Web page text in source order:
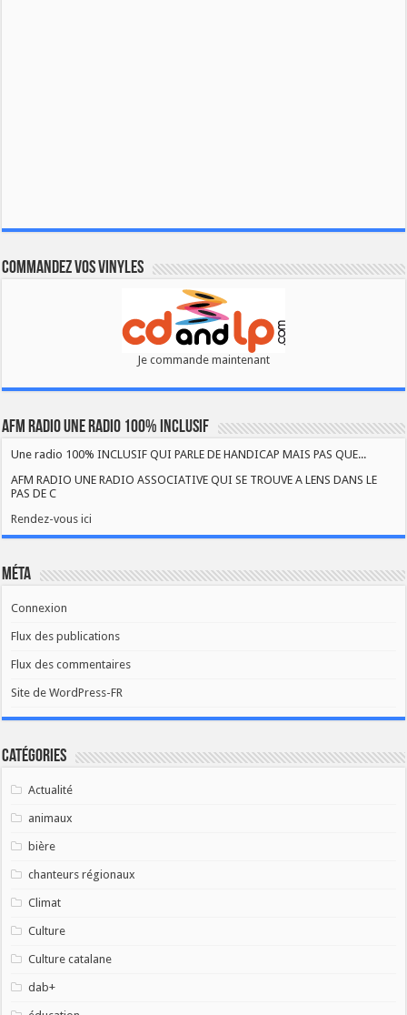
Commandez vos vinyles
Je commande maintenant
AFM RADIO UNE RADIO 100% INCLUSIF
Une radio 100% INCLUSIF QUI PARLE DE HANDICAP MAIS PAS QUE...
AFM RADIO UNE RADIO ASSOCIATIVE QUI SE TROUVE A LENS DANS LE
PAS DE C
Rendez-vous ici
Méta
Connexion
Flux des publications
Flux des commentaires
Site de WordPress-FR
Catégories
Actualité
animaux
bière
chanteurs régionaux
Climat
Culture
Culture catalane
dab+